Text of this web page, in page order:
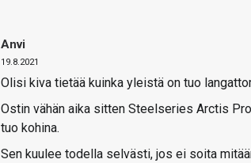
Anvi
19.8.2021
Olisi kiva tietää kuinka yleistä on tuo
Ostin vähän aika sitten Steelseries Arctis
tuo kohina.
Sen kuulee todella selvästi, jos ei soita